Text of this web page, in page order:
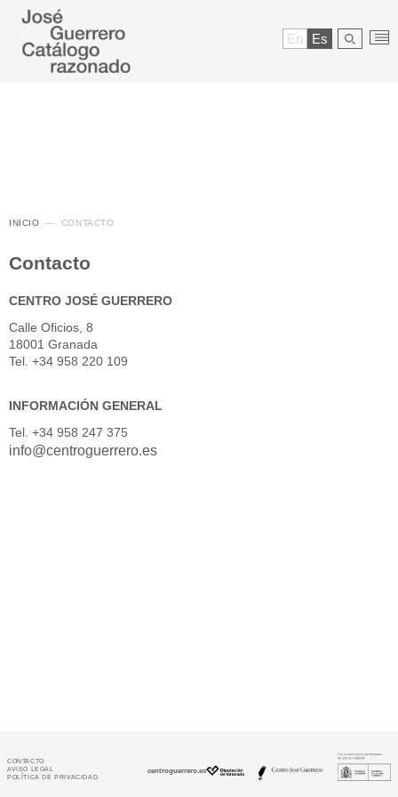
En Es
INICIO CONTACTO
Contacto
CENTRO JOSÉ GUERRERO
Calle Oficios, 8
18001 Granada
Tel. +34 958 220 109
INFORMACIÓN GENERAL
Tel. +34 958 247 375
info@centroguerrero.es
CONTACTO
AVISO LEGAL
POLÍTICA DE PRIVACIDAD
centroguerrero.es